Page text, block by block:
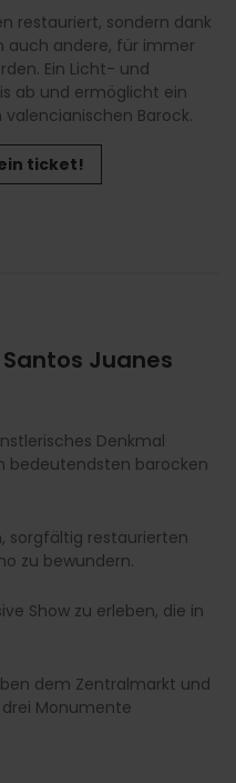
restauriert, sondern dank
auch andere, für immer
Ein Licht- und
ab und ermöglicht ein
Barock.
ticket!
Juanes
Denkmal
bedeutendsten barocken
sorgfältig restaurierten
zu bewundern.
Show zu erleben, die in
dem Zentralmarkt und
Monumente